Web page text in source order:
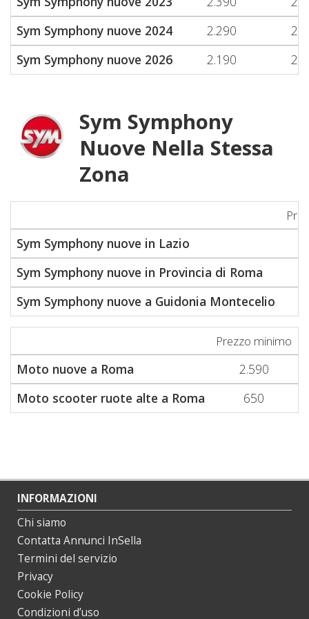
Sym Symphony nuove 2024
2.290
Sym Symphony nuove 2026
2.190
Sym Symphony
Nuove Nella Stessa
Zona
Sym Symphony nuove in Lazio
Sym Symphony nuove in Provincia di Roma
Sym Symphony nuove a Guidonia Montecelio
Prezzo minimo
Moto nuove a Roma
2.590
Moto scooter ruote alte a Roma
650
INFORMAZIONI
Chi siamo
Contatta Annunci InSella
Termini del servizio
Privacy
Cookie Policy
Condizioni d’uso